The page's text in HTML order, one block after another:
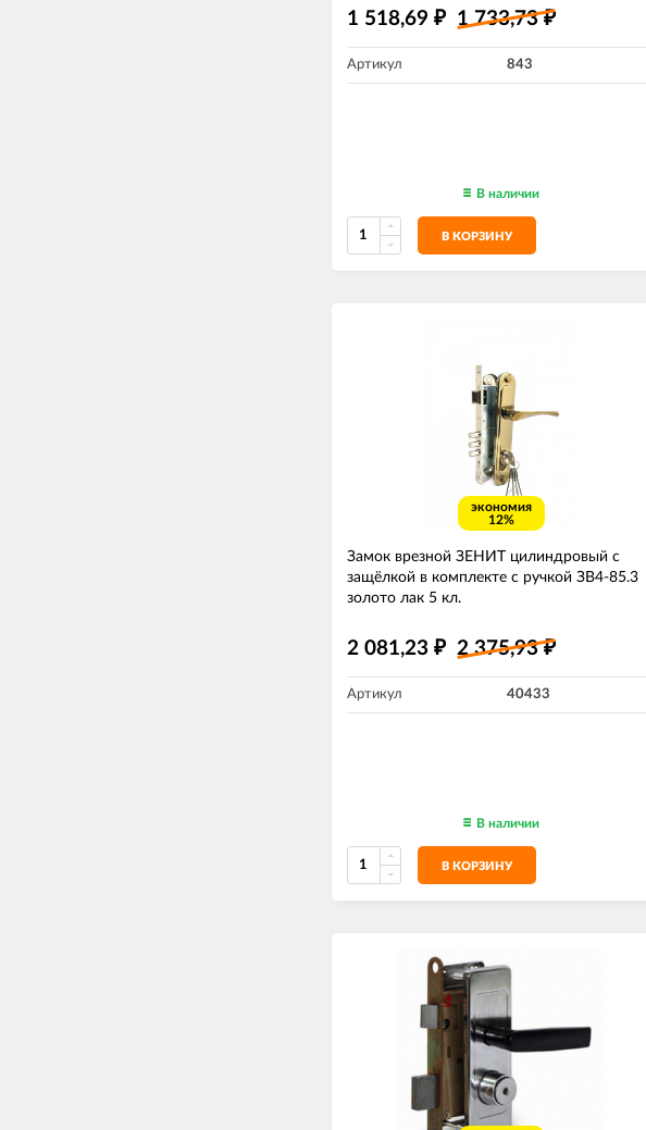
1 518,69 ₽ 1 733,73₽
Артикул 843
В наличии
В КОРЗИНУ
экономия
12%
Замок врезной ЗЕНИТ цилиндровый с
защёлкой в комплекте с ручкой ЗВ4-85.3
золото лак 5 кл.
2 081,23 ₽ 2 375,93₽
Артикул 40433
В наличии
В КОРЗИНУ